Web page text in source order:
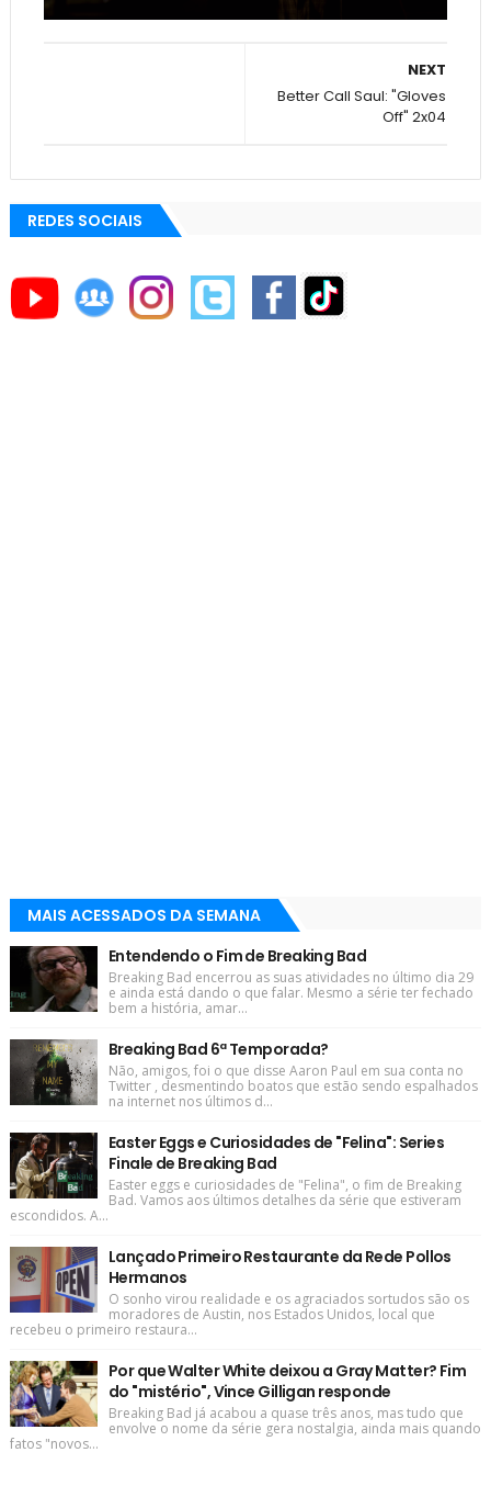
NEXT
Better Call Saul: "Gloves
Off" 2x04
REDES SOCIAIS
MAIS ACESSADOS DA SEMANA
Entendendo o Fim de Breaking Bad
Breaking Bad encerrou as suas atividades no último dia 29
e ainda está dando o que falar. Mesmo a série ter fechado
bem a história, amar...
Breaking Bad 6ª Temporada?
Não, amigos, foi o que disse Aaron Paul em sua conta no
Twitter , desmentindo boatos que estão sendo espalhados
na internet nos últimos d...
Easter Eggs e Curiosidades de "Felina": Series
Finale de Breaking Bad
Easter eggs e curiosidades de "Felina", o fim de Breaking
Bad. Vamos aos últimos detalhes da série que estiveram
escondidos. A...
Lançado Primeiro Restaurante da Rede Pollos
Hermanos
O sonho virou realidade e os agraciados sortudos são os
moradores de Austin, nos Estados Unidos, local que
recebeu o primeiro restaura...
Por que Walter White deixou a Gray Matter? Fim
do "mistério", Vince Gilligan responde
Breaking Bad já acabou a quase três anos, mas tudo que
envolve o nome da série gera nostalgia, ainda mais quando
fatos "novos...